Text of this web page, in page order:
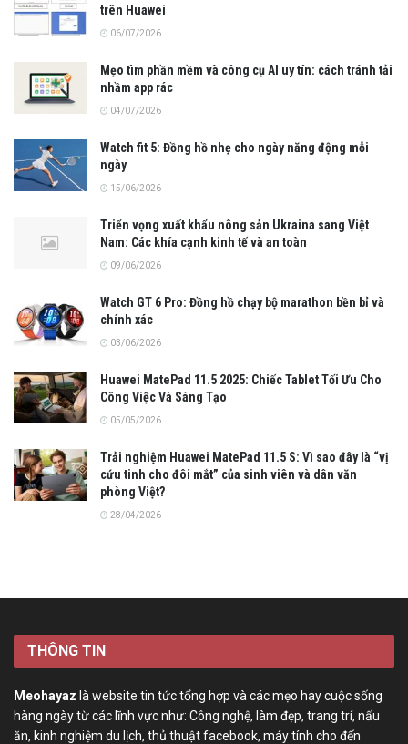
trên Huawei
06/07/2026
Mẹo tìm phần mềm và công cụ AI uy tín: cách tránh tải
nhầm app rác
04/07/2026
Watch fit 5: Đồng hồ nhẹ cho ngày năng động mỗi
ngày
15/06/2026
Triển vọng xuất khẩu nông sản Ukraina sang Việt
Nam: Các khía cạnh kinh tế và an toàn
09/06/2026
Watch GT 6 Pro: Đồng hồ chạy bộ marathon bền bỉ và
chính xác
03/06/2026
Huawei MatePad 11.5 2025: Chiếc Tablet Tối Ưu Cho
Công Việc Và Sáng Tạo
05/05/2026
Trải nghiệm Huawei MatePad 11.5 S: Vì sao đây là “vị
cứu tinh cho đôi mắt” của sinh viên và dân văn
phòng Việt?
28/04/2026
THÔNG TIN
Meohayaz là website tin tức tổng hợp và các mẹo hay cuộc sống
hàng ngày từ các lĩnh vực như: Công nghệ, làm đẹp, trang trí, nấu
ăn, kinh nghiệm du lịch, thủ thuật facebook, máy tính cho đến